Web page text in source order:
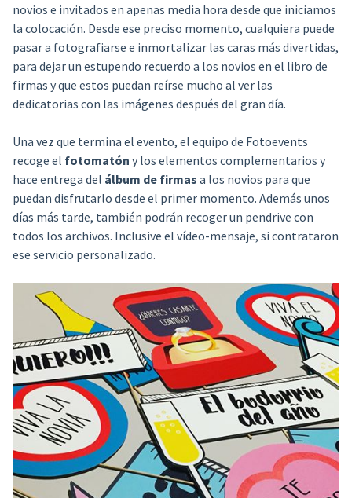
novios e invitados en apenas media hora desde que iniciamos
la colocación. Desde ese preciso momento, cualquiera puede
pasar a fotografiarse e inmortalizar las caras más divertidas,
para dejar un estupendo recuerdo a los novios en el libro de
firmas y que estos puedan reírse mucho al ver las
dedicatorias con las imágenes después del gran día.
Una vez que termina el evento, el equipo de Fotoevents
recoge el fotomatón y los elementos complementarios y
hace entrega del álbum de firmas a los novios para que
puedan disfrutarlo desde el primer momento. Además unos
días más tarde, también podrán recoger un pendrive con
todos los archivos. Inclusive el vídeo-mensaje, si contrataron
ese servicio personalizado.